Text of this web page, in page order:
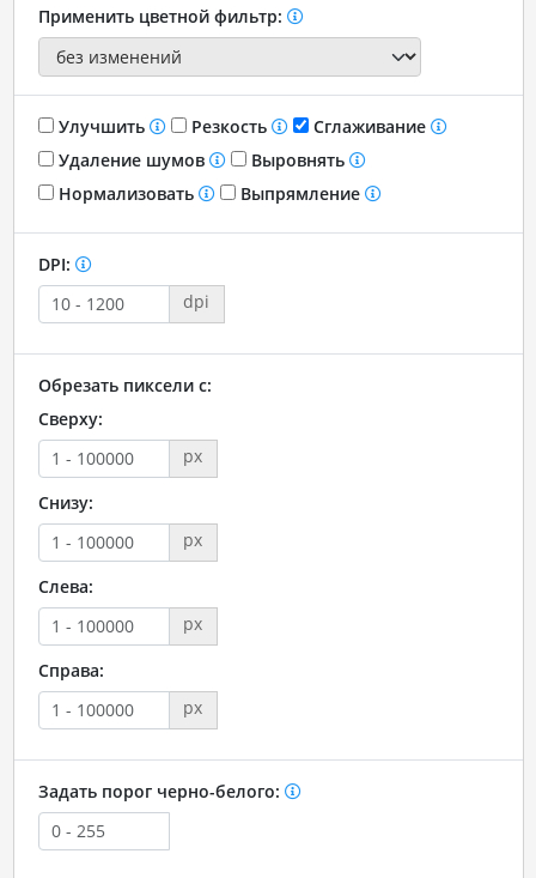
Применить цветной фильтр:
Улучшить Резкость
Сглаживание
Удаление шумов
Выровнять
Нормализовать
Выпрямление
DPI:
dpi
Обрезать пиксели с:
Сверху:
px
Снизу:
px
Слева:
px
Справа:
px
Задать порог черно-белого: